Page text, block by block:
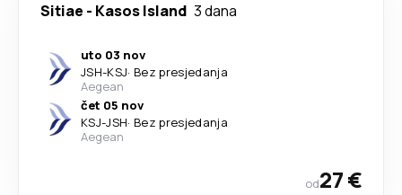
Sitiae - Kasos Island 3 dana
uto 03 nov
JSH-KSJ· Bez presjedanja
Aegean
čet 05 nov
KSJ-JSH· Bez presjedanja
Aegean
od27 €